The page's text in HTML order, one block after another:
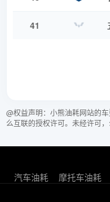
41
@权益声明：小熊油耗网站的
么互联的授权许可。未经许可
汽车油耗 摩托车油耗